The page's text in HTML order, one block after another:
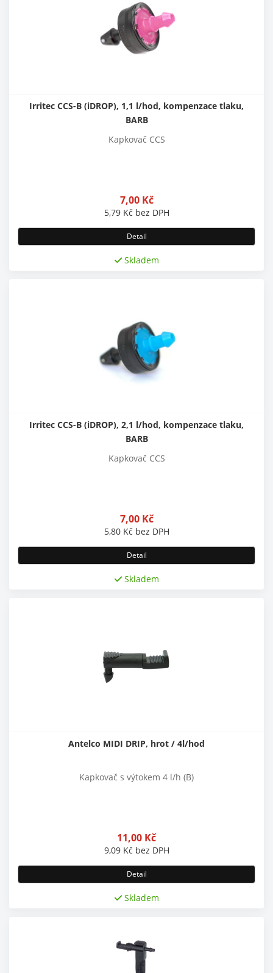
Irritec CCS-B (iDROP), 1,1 l/hod, kompenzace tlaku,
BARB
Kapkovač CCS
7,00 Kč
5,79 Kč bez DPH
Detail
Skladem
Irritec CCS-B (iDROP), 2,1 l/hod, kompenzace tlaku,
BARB
Kapkovač CCS
7,00 Kč
5,80 Kč bez DPH
Detail
Skladem
Antelco MIDI DRIP, hrot / 4l/hod
Kapkovač s výtokem 4 l/h (B)
11,00 Kč
9,09 Kč bez DPH
Detail
Skladem